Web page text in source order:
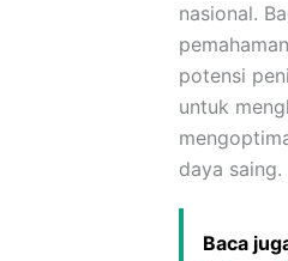
nasional.
potensi
untuk
daya saing.
Baca